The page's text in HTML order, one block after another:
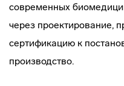
современных
через проектирование,
сертификацию к
производство.